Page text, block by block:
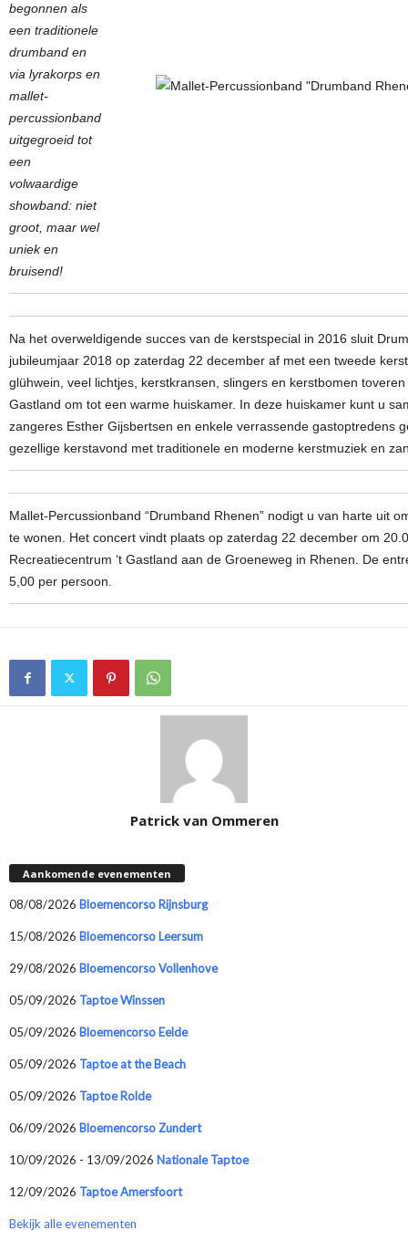
begonnen als
een traditionele
drumband en
via lyrakorps en
mallet-
percussionband
uitgegroeid tot
een
volwaardige
showband: niet
groot, maar wel
uniek en
bruisend!
Na het overweldigende succes van de kerstspecial in 2016 sluit
jubileumjaar 2018 op zaterdag 22 december af met een tweede
glühwein, veel lichtjes, kerstkransen, slingers en kerstbomen toveren
Gastland om tot een warme huiskamer. In deze huiskamer kunt u
zangeres Esther Gijsbertsen en enkele verrassende gastoptredens
gezellige kerstavond met traditionele en moderne kerstmuziek en
Mallet-Percussionband “Drumband Rhenen” nodigt u van harte uit
te wonen. Het concert vindt plaats op zaterdag 22 december om
Recreatiecentrum ‘t Gastland aan de Groeneweg in Rhenen. De
5,00 per persoon.
Patrick van Ommeren
Aankomende evenementen
08/08/2026 Bloemencorso Rijnsburg
15/08/2026 Bloemencorso Leersum
29/08/2026 Bloemencorso Vollenhove
05/09/2026 Taptoe Winssen
05/09/2026 Bloemencorso Eelde
05/09/2026 Taptoe at the Beach
05/09/2026 Taptoe Rolde
06/09/2026 Bloemencorso Zundert
10/09/2026 - 13/09/2026 Nationale Taptoe
12/09/2026 Taptoe Amersfoort
Bekijk alle evenementen